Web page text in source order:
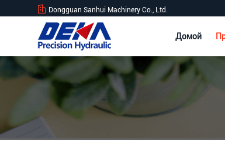
Dongguan Sanhui Machinery Co., Ltd.
Домой